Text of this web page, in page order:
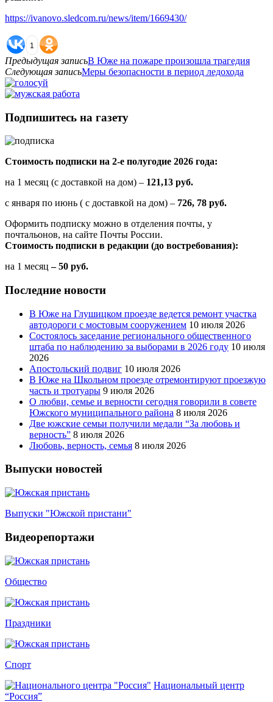
https://ivanovo.sledcom.ru/news/item/1669430/
1
Предыдущая записьВ Юже на пожаре произошла трагедия
Следующая записьМеры безопасности в период ледохода
Подпишитесь на газету
Стоимость подписки на 2-е полугодие 2026 года:
на 1 месяц (с доставкой на дом) – 121,13 руб.
с января по июнь ( с доставкой на дом) – 726, 78 руб.
Оформить подписку можно в отделения почты, у
почтальонов, на сайте Почты России.
Стоимость подписки в редакции (до востребования):
на 1 месяц – 50 руб.
Последние новости
В Юже на Глушицком проезде ведется ремонт участка
автодороги с мостовым сооружением 10 июля 2026
Состоялось заседание регионального общественного
штаба по наблюдению за выборами в 2026 году 10 июля
2026
Апостольский подвиг 10 июля 2026
В Юже на Школьном проезде отремонтируют проезжую
часть и тротуары 9 июля 2026
О любви, семье и верности сегодня говорили в совете
Южского муниципального района 8 июля 2026
Две южские семьи получили медали “За любовь и
верность” 8 июля 2026
Любовь, верность, семья 8 июля 2026
Выпуски новостей
Выпуски "Южской пристани"
Видеорепортажи
Общество
Праздники
Спорт
Национальный центр
“Россия”